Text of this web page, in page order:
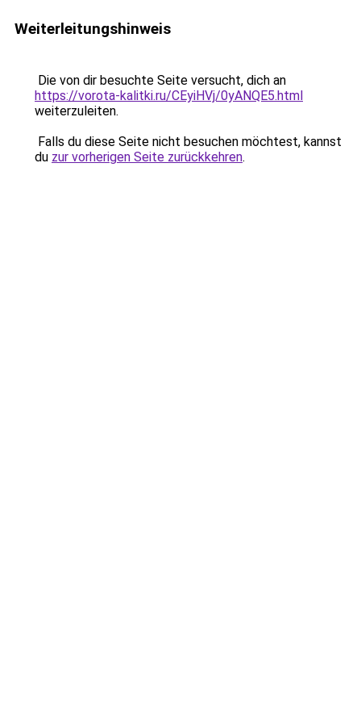
Weiterleitungshinweis
Die von dir besuchte Seite versucht, dich an
https://vorota-kalitki.ru/CEyiHVj/0yANQE5.html
weiterzuleiten.
Falls du diese Seite nicht besuchen möchtest, kannst
du zur vorherigen Seite zurückkehren.